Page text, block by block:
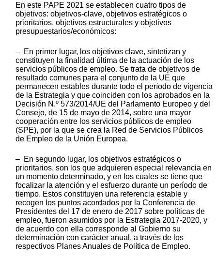
En este PAPE 2021 se establecen cuatro tipos de
objetivos: objetivos-clave, objetivos estratégicos o
prioritarios, objetivos estructurales y objetivos
presupuestarios/económicos:
– En primer lugar, los objetivos clave, sintetizan y
constituyen la finalidad última de la actuación de los
servicios públicos de empleo. Se trata de objetivos de
resultado comunes para el conjunto de la UE que
permanecen estables durante todo el período de vigencia
de la Estrategia y que coinciden con los aprobados en la
Decisión N.º 573/2014/UE del Parlamento Europeo y del
Consejo, de 15 de mayo de 2014, sobre una mayor
cooperación entre los servicios públicos de empleo
(SPE), por la que se crea la Red de Servicios Públicos
de Empleo de la Unión Europea.
– En segundo lugar, los objetivos estratégicos o
prioritarios, son los que adquieren especial relevancia en
un momento determinado, y en los cuales se tiene que
focalizar la atención y el esfuerzo durante un período de
tiempo. Estos constituyen una referencia estable y
recogen los puntos acordados por la Conferencia de
Presidentes del 17 de enero de 2017 sobre políticas de
empleo, fueron asumidos por la Estrategia 2017-2020, y
de acuerdo con ella corresponde al Gobierno su
determinación con carácter anual, a través de los
respectivos Planes Anuales de Política de Empleo.